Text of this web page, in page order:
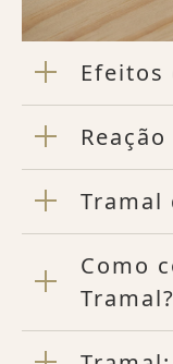
Efeitos
Tramal
Como
Tramal?